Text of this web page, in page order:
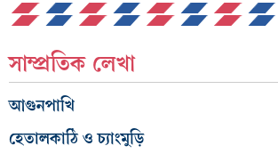
সাম্প্রতিক লেখা
আগুনপাখি
হেতালকাঠি ও চ্যাংমুড়ি